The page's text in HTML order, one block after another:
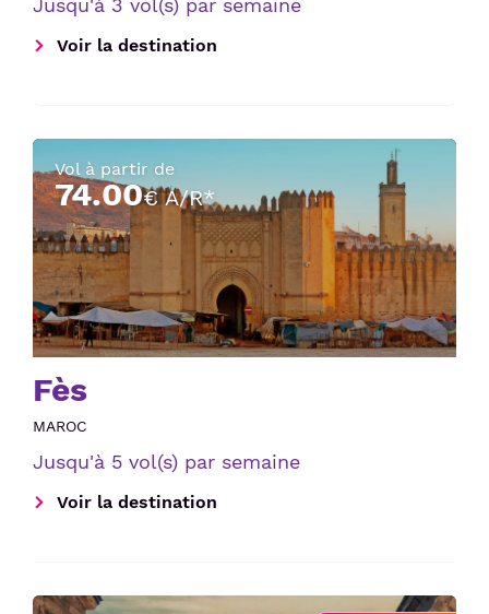
Jusqu'à 3 vol(s) par semaine
Voir la destination
Vol à partir de
74.00€ A/R*
Fès
MAROC
Jusqu'à 5 vol(s) par semaine
Voir la destination